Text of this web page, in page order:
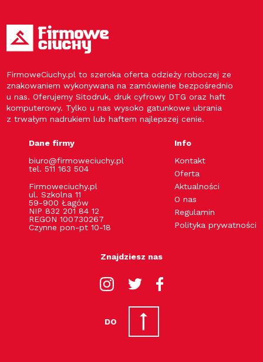
FirmoweCiuchy.pl to szeroka oferta odzieży roboczej ze
znakowaniem wykonywana na zamówienie bezpośrednio
u nas. Oferujemy Sitodruk, druk cyfrowy DTG oraz haft
komputerowy. Tylko u nas wysoko gatunkowe ubrania
z trwałym nadrukiem lub haftem najlepszej cenie.
Dane firmy
biuro@firmoweciuchy.pl
tel. 511 163 504
Firmoweciuchy.pl
ul. Szkolna 11
59-900 Łagów
NIP 832 201 84 12
REGON 100730267
Czynne pon-pt 10-18
Info
Kontakt
Oferta
Aktualności
O nas
Regulamin
Polityka prywatności
Znajdziesz nas
DO